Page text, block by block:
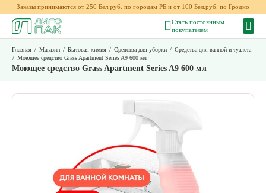
Заказы принимаются от 250 Бел.руб. по городам РБ и от 100 Бел.руб. по Гродно
Стать постоянным
покупателем
Главная / Магазин / Бытовая химия / Средства для уборки / Средства для ванной и туалета
/ Моющее средство Grass Apartment Series A9 600 мл
Моющее средство Grass Apartment Series A9 600 мл